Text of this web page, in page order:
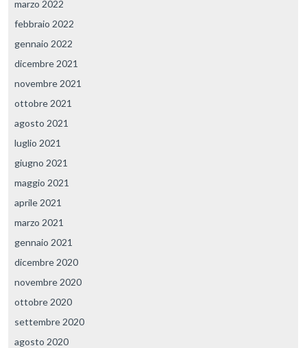
marzo 2022
febbraio 2022
gennaio 2022
dicembre 2021
novembre 2021
ottobre 2021
agosto 2021
luglio 2021
giugno 2021
maggio 2021
aprile 2021
marzo 2021
gennaio 2021
dicembre 2020
novembre 2020
ottobre 2020
settembre 2020
agosto 2020